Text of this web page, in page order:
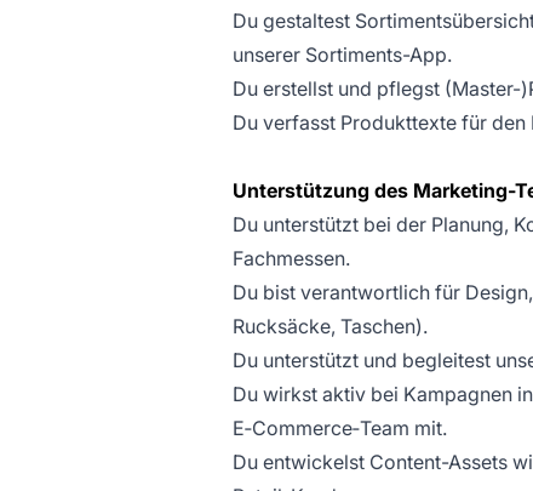
Du gestaltest
unserer Sortiments-App.
Du erstellst und pflegst (Master-
Du verfasst Produkttexte für den
Unterstützung des Marketing-
Du unterstützt bei der Planung,
Fachmessen.
Du bist verantwortlich für
Rucksäcke, Taschen).
Du unterstützt und begleitest
Du wirkst aktiv bei Kampagnen
E‑Commerce‑Team mit.
Du entwickelst Content-Assets